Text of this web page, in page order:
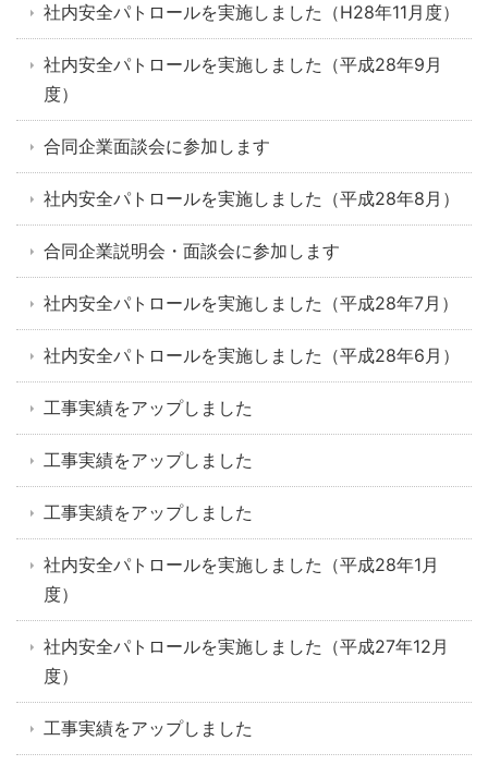
社内安全パトロールを実施しました（H28年11月度）
社内安全パトロールを実施しました（平成28年9月
度）
合同企業面談会に参加します
社内安全パトロールを実施しました（平成28年8月）
合同企業説明会・面談会に参加します
社内安全パトロールを実施しました（平成28年7月）
社内安全パトロールを実施しました（平成28年6月）
工事実績をアップしました
工事実績をアップしました
工事実績をアップしました
社内安全パトロールを実施しました（平成28年1月
度）
社内安全パトロールを実施しました（平成27年12月
度）
工事実績をアップしました